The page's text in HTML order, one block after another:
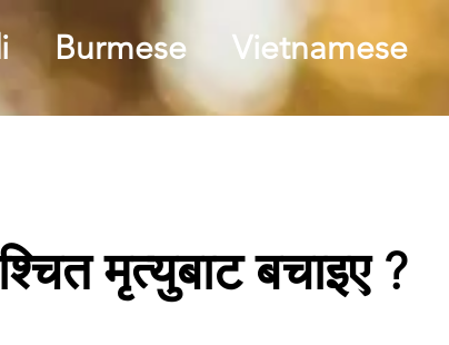
Burmese Vietnamese
मृत्युबाट बचाइए ?